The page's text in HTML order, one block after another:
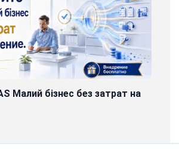
Малий бізнес без затрат на